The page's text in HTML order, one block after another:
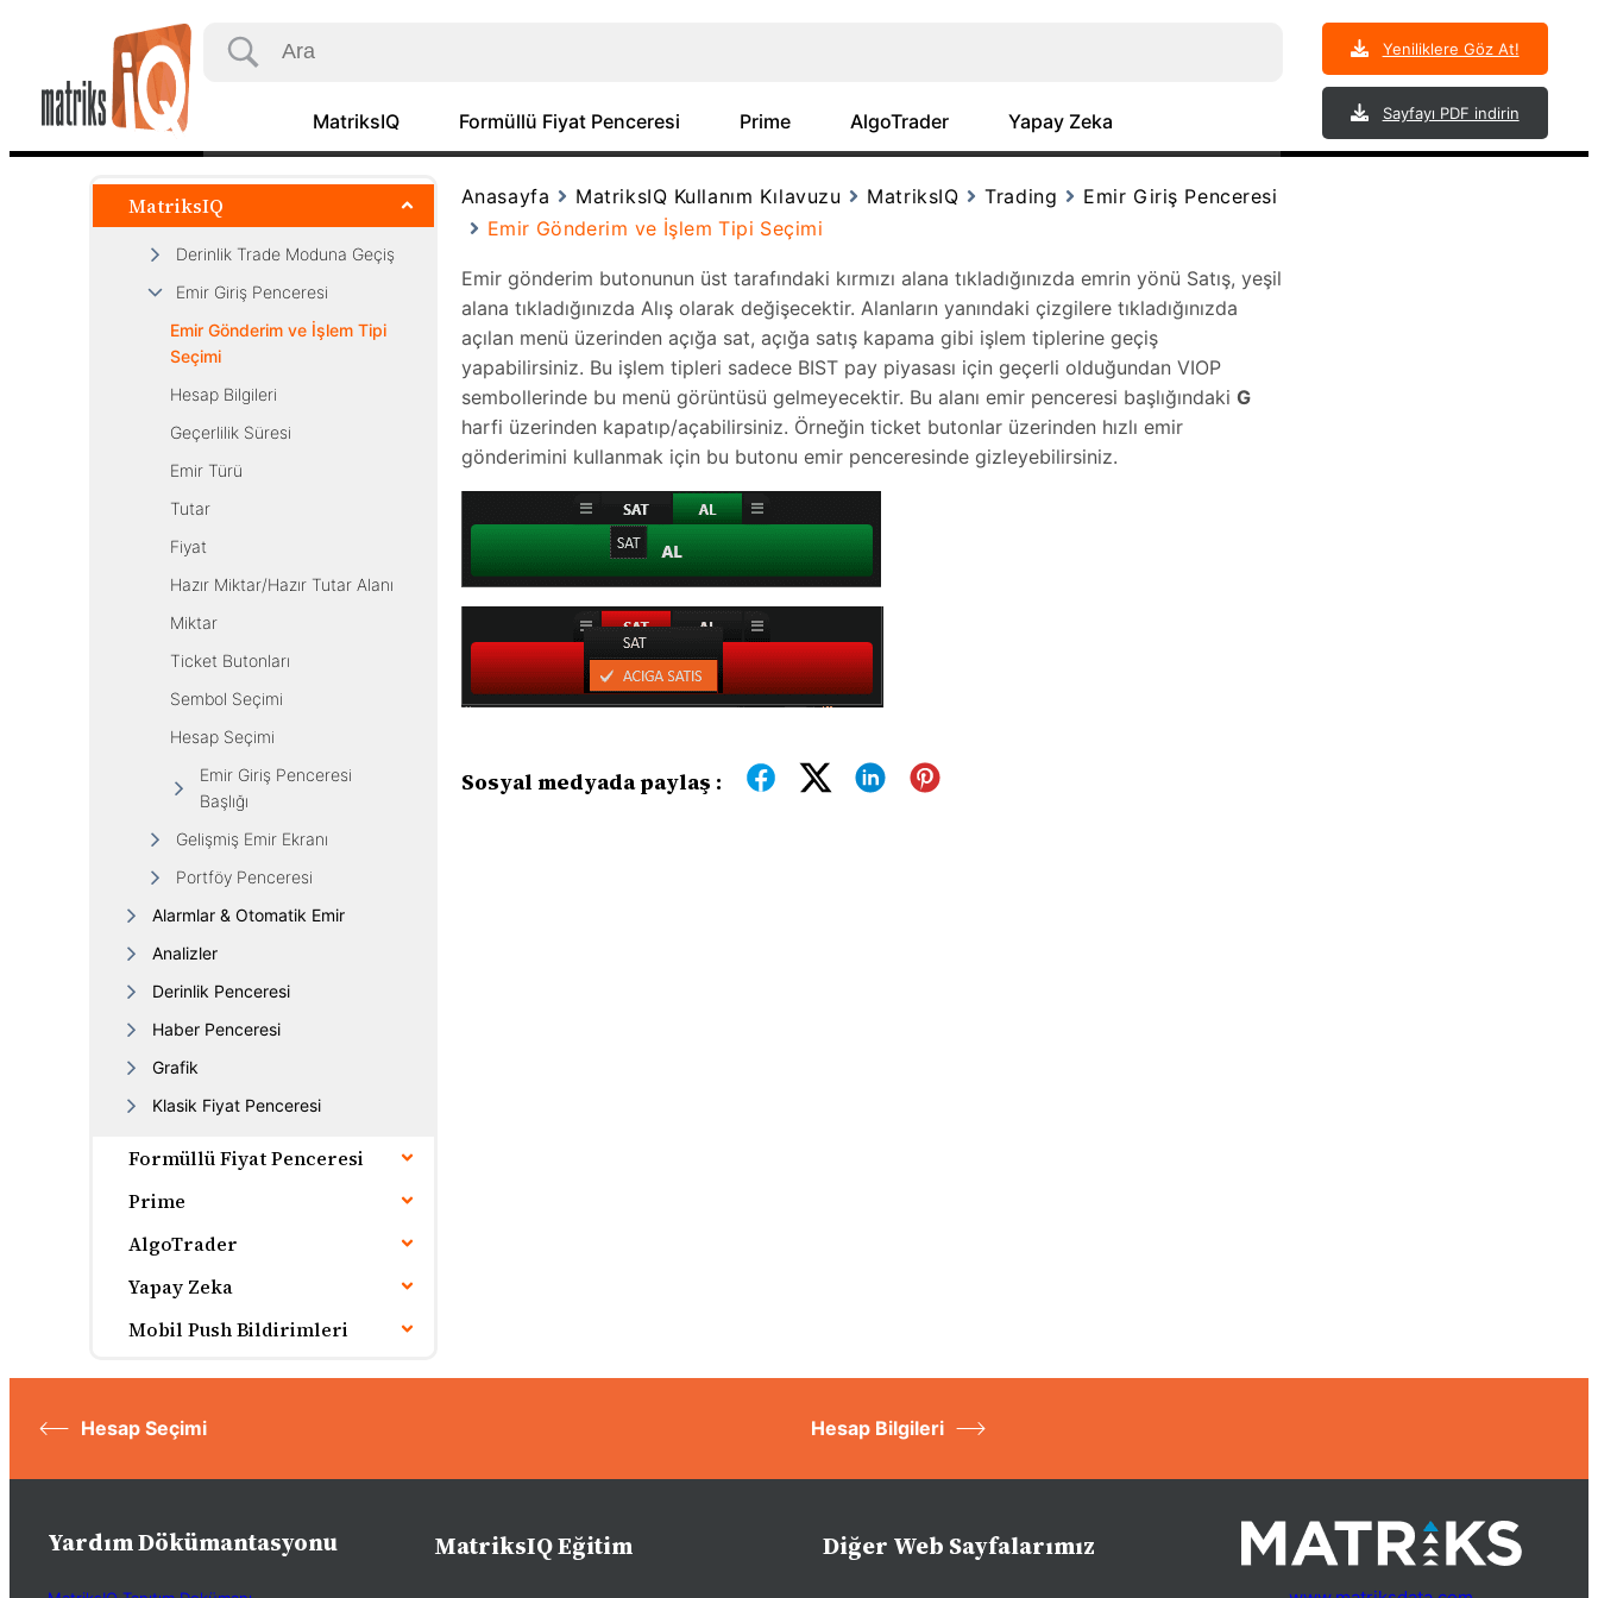
MatriksIQ Formüllü Fiyat Penceresi Prime AlgoTrader Yapay Zeka
Yeniliklere Göz At!
Sayfayı PDF indirin
MatriksIQ
Portföy Analiz Ekranı
Mini Ticket
İz Süren Stop Emirleri
Log-in Ekranı
Derinlik Trade Moduna Geçiş
Emir Giriş Penceresi
Emir Gönderim ve İşlem Tipi
Seçimi
Hesap Bilgileri
Geçerlilik Süresi
Emir Türü
Tutar
Fiyat
Hazır Miktar/Hazır Tutar Alanı
Miktar
Ticket Butonları
Sembol Seçimi
Hesap Seçimi
Emir Giriş Penceresi
Başlığı
Gelişmiş Emir Ekranı
Portföy Penceresi
Alarmlar & Otomatik Emir
Analizler
Derinlik Penceresi
Haber Penceresi
Grafik
Klasik Fiyat Penceresi
Formüllü Fiyat Penceresi
Prime
AlgoTrader
Yapay Zeka
Mobil Push Bildirimleri
Anasayfa MatriksIQ Kullanım Kılavuzu MatriksIQ Trading
Emir Giriş Penceresi
Emir Gönderim ve İşlem Tipi Seçimi
Emir gönderim butonunun üst tarafındaki kırmızı alana tıkladığınızda emrin yönü Satış, yeşil
alana tıkladığınızda Alış olarak değişecektir. Alanların yanındaki çizgilere tıkladığınızda
açılan menü üzerinden açığa sat, açığa satış kapama gibi işlem tiplerine geçiş
yapabilirsiniz. Bu işlem tipleri sadece BIST pay piyasası için geçerli olduğundan VIOP
sembollerinde bu menü görüntüsü gelmeyecektir. Bu alanı emir penceresi başlığındaki G
harfi üzerinden kapatıp/açabilirsiniz. Örneğin ticket butonlar üzerinden hızlı emir
gönderimini kullanmak için bu butonu emir penceresinde gizleyebilirsiniz.
Sosyal medyada paylaş :
Hesap Seçimi Hesap Bilgileri
Yardım Dökümantasyonu MatriksIQ Eğitim Diğer Web Sayfalarımız